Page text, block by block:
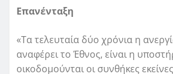
Επανένταξη
«Τα τελευταία δύο χρόνια η
αναφέρει το Έθνος, είναι η
οικοδομούνται οι συνθήκες